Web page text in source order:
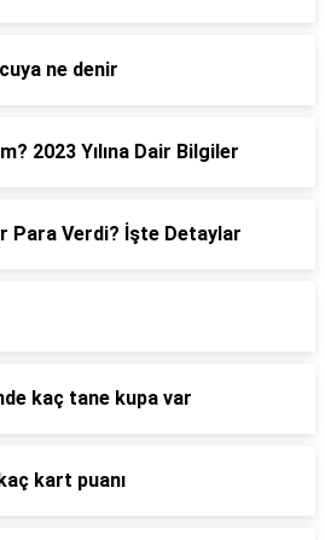
ne denir
2023 Yılına Dair Bilgiler
Para Verdi? İşte Detaylar
kaç tane kupa var
kart puanı